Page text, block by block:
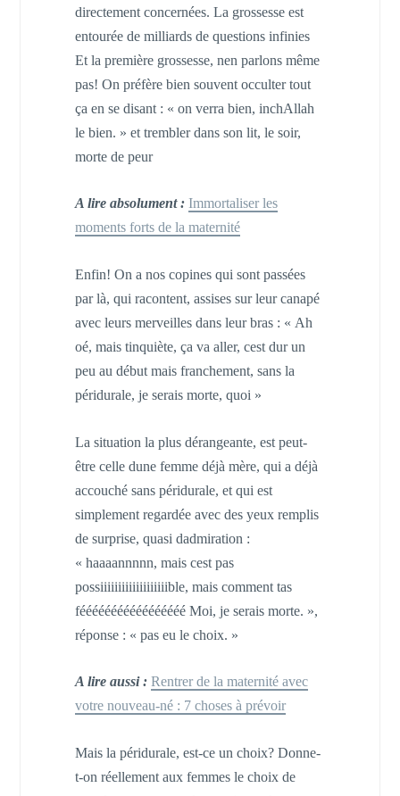
directement concernées. La grossesse est
entourée de milliards de questions infinies
Et la première grossesse, nen parlons même
pas! On préfère bien souvent occulter tout
ça en se disant : « on verra bien, inchAllah
le bien. » et trembler dans son lit, le soir,
morte de peur
A lire absolument : Immortaliser les
moments forts de la maternité
Enfin! On a nos copines qui sont passées
par là, qui racontent, assises sur leur canapé
avec leurs merveilles dans leur bras : « Ah
oé, mais tinquiète, ça va aller, cest dur un
peu au début mais franchement, sans la
péridurale, je serais morte, quoi »
La situation la plus dérangeante, est peut-
être celle dune femme déjà mère, qui a déjà
accouché sans péridurale, et qui est
simplement regardée avec des yeux remplis
de surprise, quasi dadmiration :
« haaaannnnn, mais cest pas
possiiiiiiiiiiiiiiiiiiible, mais comment tas
fééééééééééééééééé Moi, je serais morte. »,
réponse : « pas eu le choix. »
A lire aussi : Rentrer de la maternité avec
votre nouveau-né : 7 choses à prévoir
Mais la péridurale, est-ce un choix? Donne-
t-on réellement aux femmes le choix de